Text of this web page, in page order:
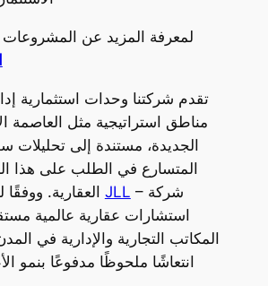
لمعرفة المزيد عن المشروعات
تقدم شركتنا وحدات استثمارية
مناطق استراتيجية مثل العاصمة
الجديدة، مستندة إلى تحليلات
المتسارع في الطلب على هذا
JLL – شركة
استشارات عقارية عالمية
المكاتب التجارية والإدارية في
انتعاشًا ملحوظًا مدفوعًا بنمو